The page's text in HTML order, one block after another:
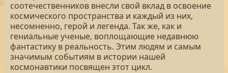
соотечественников внесли свой вклад в освоение
космического пространства и каждый из них,
несомненно, герой и легенда. Так же, как и
гениальные ученые, воплощающие недавнюю
фантастику в реальность. Этим людям и самым
значимым событиям в истории нашей
космонавтики посвящен этот цикл.